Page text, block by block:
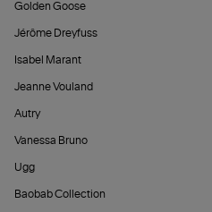
Golden Goose
Jérôme Dreyfuss
Isabel Marant
Jeanne Vouland
Autry
Vanessa Bruno
Ugg
Baobab Collection